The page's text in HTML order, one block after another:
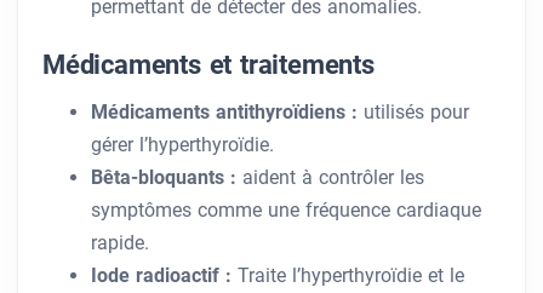
permettant de détecter des anomalies.
Médicaments et traitements
Médicaments antithyroïdiens : utilisés pour
gérer l’hyperthyroïdie.
Bêta-bloquants : aident à contrôler les
symptômes comme une fréquence cardiaque
rapide.
Iode radioactif : Traite l’hyperthyroïdie et le